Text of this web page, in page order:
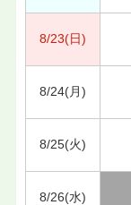
8/23(日)
8/24(月)
8/25(火)
8/26(水)